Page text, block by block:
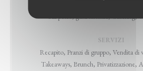
Sul posto, gastronomia, Catering,
SERVIZI
Recapito, Pranzi di gruppo, Vendita di
Takeaways, Brunch, Privatizzazione,